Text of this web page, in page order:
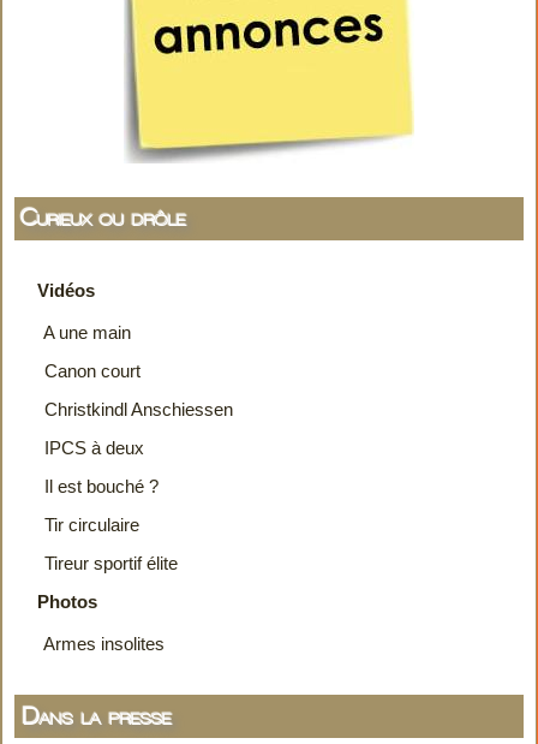
Curieux ou drôle
Vidéos
A une main
Canon court
Christkindl Anschiessen
IPCS à deux
Il est bouché ?
Tir circulaire
Tireur sportif élite
Photos
Armes insolites
Dans la presse